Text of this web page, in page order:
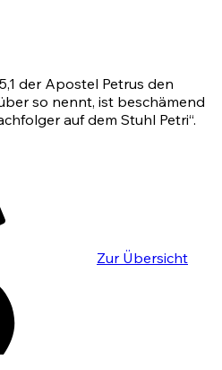
der Apostel Petrus den
so nennt, ist beschämend
auf dem Stuhl Petri“.
Zur Übersicht